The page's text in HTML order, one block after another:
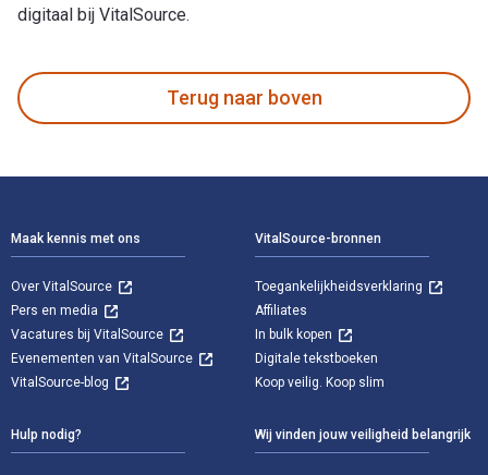
digitaal bij VitalSource.
Terug naar boven
Maak kennis met ons
Over VitalSource
Pers en media
Vacatures bij VitalSource
Evenementen van VitalSource
VitalSource-blog
VitalSource-bronnen
Toegankelijkheidsverklaring
Affiliates
In bulk kopen
Digitale tekstboeken
Koop veilig. Koop slim
Hulp nodig? Wij vinden jouw veiligheid belangrijk